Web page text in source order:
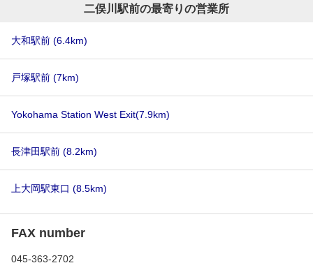
二俣川駅前の最寄りの営業所
大和駅前 (6.4km)
戸塚駅前 (7km)
Yokohama Station West Exit(7.9km)
長津田駅前 (8.2km)
上大岡駅東口 (8.5km)
FAX number
045-363-2702